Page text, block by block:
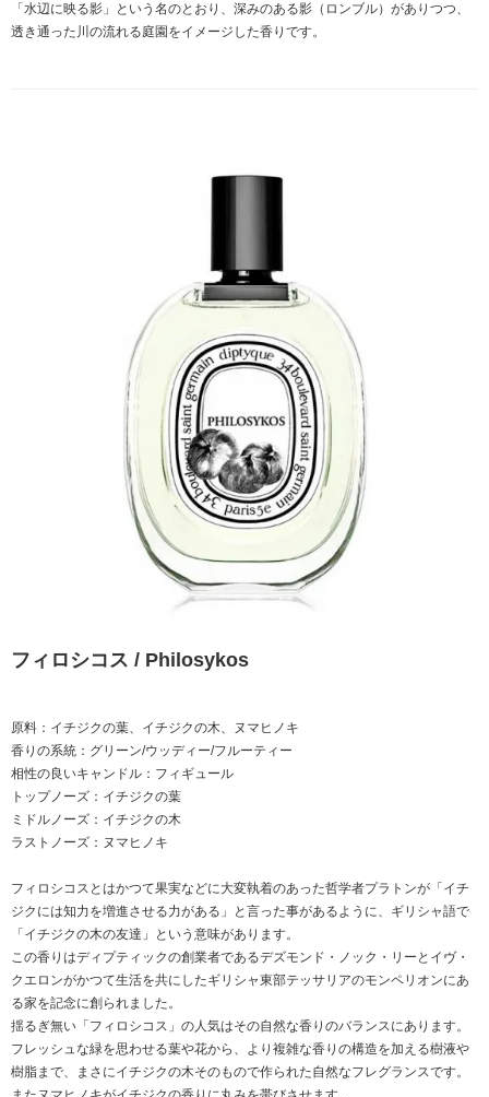
「水辺に映る影」という名のとおり、深みのある影（ロンブル）がありつつ、
透き通った川の流れる庭園をイメージした香りです。
フィロシコス / Philosykos
原料：イチジクの葉、イチジクの木、ヌマヒノキ
香りの系統：グリーン/ウッディー/フルーティー
相性の良いキャンドル：フィギュール
トップノーズ：イチジクの葉
ミドルノーズ：イチジクの木
ラストノーズ：ヌマヒノキ
フィロシコスとはかつて果実などに大変執着のあった哲学者プラトンが「イチ
ジクには知力を増進させる力がある」と言った事があるように、ギリシャ語で
「イチジクの木の友達」という意味があります。
この香りはディプティックの創業者であるデズモンド・ノック・リーとイヴ・
クエロンがかつて生活を共にしたギリシャ東部テッサリアのモンペリオンにあ
る家を記念に創られました。
揺るぎ無い「フィロシコス」の人気はその自然な香りのバランスにあります。
フレッシュな緑を思わせる葉や花から、より複雑な香りの構造を加える樹液や
樹脂まで、まさにイチジクの木そのもので作られた自然なフレグランスです。